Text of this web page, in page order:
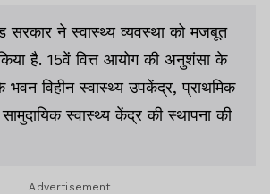
ने स्वास्थ्य व्यवस्था को मजबूत
है. 15वें वित्त आयोग की अनुशंसा के
भवन विहीन स्वास्थ्य उपकेंद्र, प्राथमिक
स्वास्थ्य केंद्र की स्थापना की
Advertisement